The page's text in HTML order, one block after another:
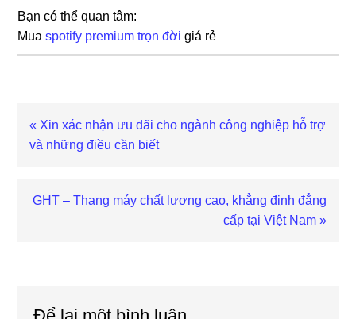
Bạn có thể quan tâm:
Muaspotify premium trọn đời giá rẻ
Previous
Post:
« Xin xác nhận ưu đãi cho ngành công nghiệp hỗ trợ
và những điều cần biết
Next
GHT – Thang máy chất lượng cao, khẳng định đẳng
cấp tại Việt Nam »